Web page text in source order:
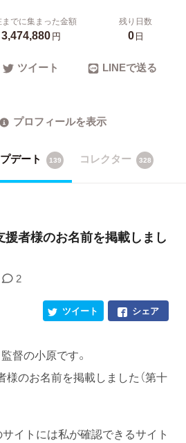
でに集まった金額
3,474,880円
残り日数
0日
ツイート LINEで送る
プロフィールを表示
デート 139 コレクター 328
者様のお名前を掲載しまし
2
シェア
ツイート
督の小原です。
様のお名前を掲載しました（第十
イトには私が確認できるサイト